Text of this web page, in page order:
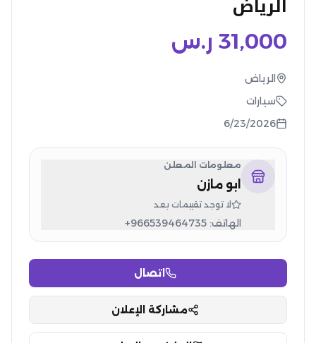
الرياض
31,000 ر.س
الرياض
سيارات
6/23/2026
معلومات المعلن
ابو مازن
لا توجد تقييمات بعد
الهاتف: +966539464735
اتصال
مشاركة الإعلان